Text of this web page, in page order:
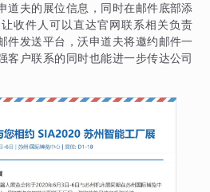
道夫的展位信息，同时在邮件底部添
收件人可以直达官网联系相关负责
件发送平台，沃申道夫将邀约邮件一
客户联系的同时也能进一步传达公司